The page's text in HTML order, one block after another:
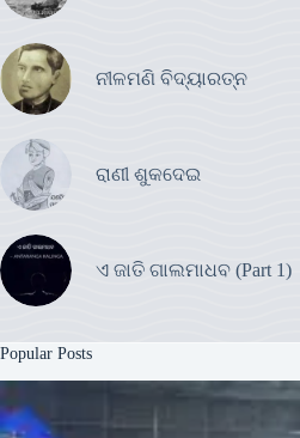
ନୀଳମଣି ବିଦ୍ୟାରତ୍ନ
ରାଣୀ ଶୁକଦେଇ
ଏ ଜାତି ଗାଲମାଧବ (Part 1)
Popular Posts